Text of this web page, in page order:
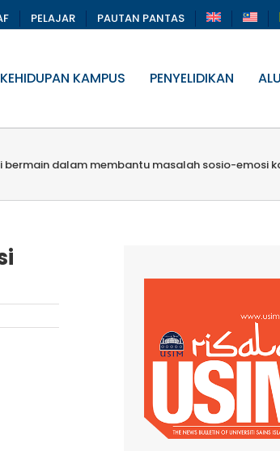
PELAJAR PAUTAN PANTAS
KEHIDUPAN KAMPUS PENYELIDIKAN
bermain dalam membantu masalah sosio-emosi